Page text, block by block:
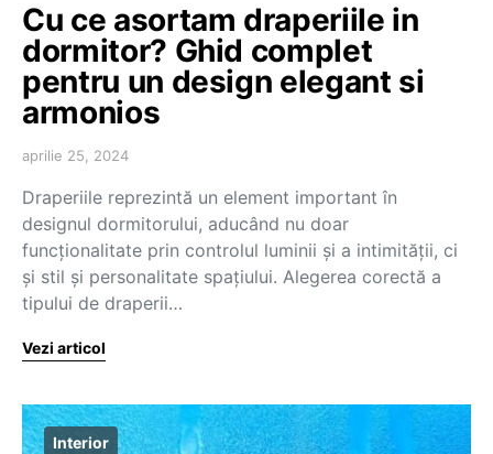
Cu ce asortam draperiile in
dormitor? Ghid complet
pentru un design elegant si
armonios
aprilie 25, 2024
Draperiile reprezintă un element important în
designul dormitorului, aducând nu doar
funcționalitate prin controlul luminii și a intimității, ci
și stil și personalitate spațiului. Alegerea corectă a
tipului de draperii…
Vezi articol
Interior